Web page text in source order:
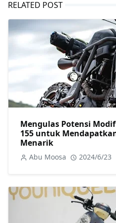
RELATED POST
Mengulas Potensi
155 untuk
Menarik
Abu Moosa 2024/6/23